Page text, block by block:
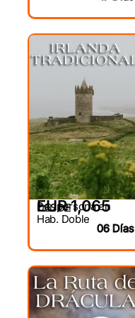
DESDE
EUR 1,065
Por persona en
Hab. Doble
06 Días